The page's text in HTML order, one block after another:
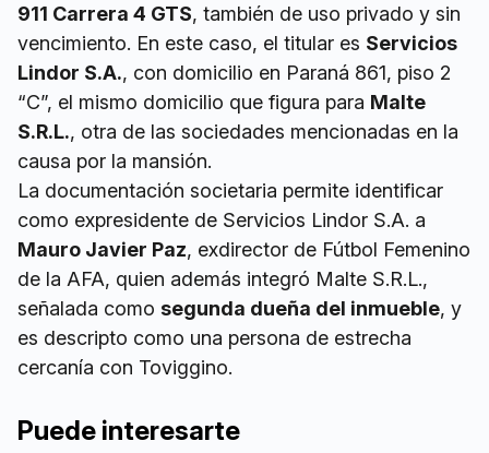
911 Carrera 4 GTS, también de uso privado y sin
vencimiento. En este caso, el titular es Servicios
Lindor S.A., con domicilio en Paraná 861, piso 2
“C”, el mismo domicilio que figura para Malte
S.R.L., otra de las sociedades mencionadas en la
causa por la mansión.
La documentación societaria permite identificar
como expresidente de Servicios Lindor S.A. a
Mauro Javier Paz, exdirector de Fútbol Femenino
de la AFA, quien además integró Malte S.R.L.,
señalada como segunda dueña del inmueble, y
es descripto como una persona de estrecha
cercanía con Toviggino.
Puede interesarte